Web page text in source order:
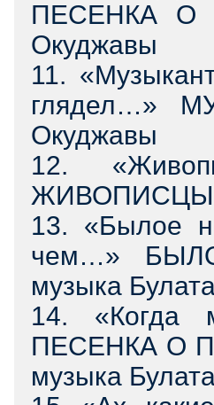
ПЕСЕНКА О
Окуджавы
11.
глядел…»
Окуджавы
12.
ЖИВОПИСЦЫ
13. «Былое
чем…»
музыка
14. «Когда
ПЕСЕНКА О
музыка